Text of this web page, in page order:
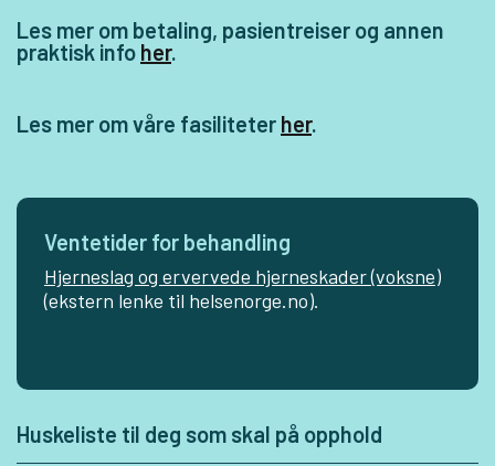
Les mer om betaling, pasientreiser og annen
praktisk info her.
Les mer om våre fasiliteter her.
Ventetider for behandling
Hjerneslag og ervervede hjerneskader (voksne)
(ekstern lenke til helsenorge.no).
Huskeliste til deg som skal på opphold